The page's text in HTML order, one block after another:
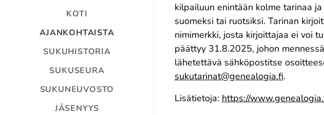
KOTI
AJANKOHTAISTA
SUKUHISTORIA
SUKUSEURA
SUKUNEUVOSTO
JÄSENYYS
kilpailuun enintään kolme tarinaa
suomeksi tai ruotsiksi. Tarinan
nimimerkki, josta kirjoittajaa ei voi
päättyy 31.8.2025, johon
lähetettävä sähköpostitse
sukutarinat@genealogia.fi.
Lisätietoja: https://